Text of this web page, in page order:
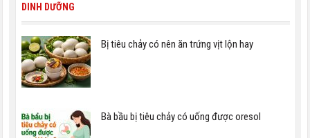
DINH DƯỠNG
Bị tiêu chảy có nên ăn trứng vịt lộn hay
Bà bầu bị tiêu chảy có uống được oresol